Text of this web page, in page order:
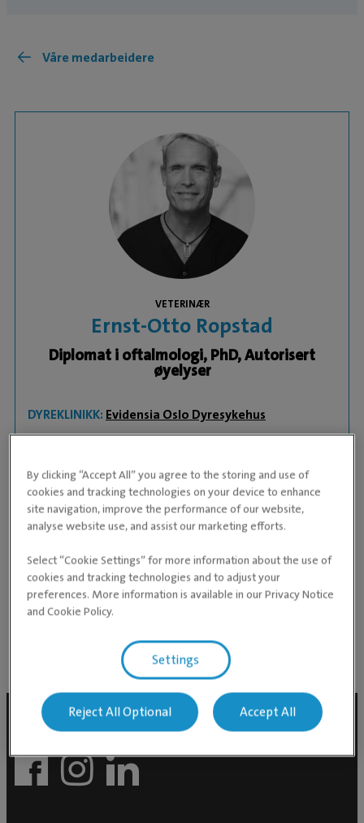
Våre medarbeidere
VETERINÆR
Ernst-Otto Ropstad
Diplomat i oftalmologi, PhD, Autorisert
øyelyser
DYREKLINIKK: Evidensia Oslo Dyresykehus
Oftalmologi
Eksempler på særskilte tjenester du kan få utført hos
Ernst-Otto er:
Avansert oftalmologisk kirurgi (inkl.
kataraktkirurgi, laserkirurgi mm.)
By clicking “Accept All” you agree to the storing and use of
cookies and tracking technologies on your device to enhance
site navigation, improve the performance of our website,
analyse website use, and assist our marketing efforts.
Select “Cookie Settings” for more information about the use of
cookies and tracking technologies and to adjust your
preferences. More information is available in our Privacy Notice
and Cookie Policy.
Settings
Reject All Optional Accept All